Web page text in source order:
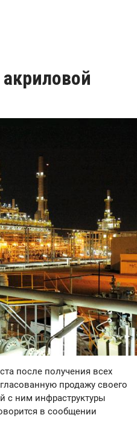
после получения всех
продажу своего
с ним инфраструктуры
в сообщении